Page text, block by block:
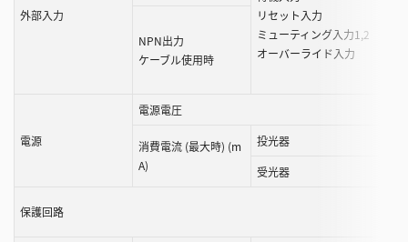
外部入力
リセット入力
ミューティング入力1,2
オーバーライド入力
NPN出力
ケーブル使用時
電源
電源電圧
消費電流 (最大時) (m
A)
投光器
受光器
保護回路